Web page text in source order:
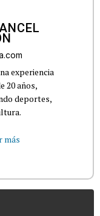
experiencia
20 años,
deportes,
más